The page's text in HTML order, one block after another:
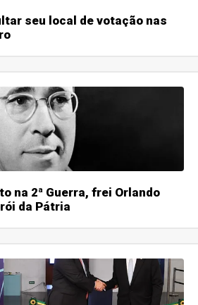
seu local de votação nas
na 2ª Guerra, frei Orlando
da Pátria